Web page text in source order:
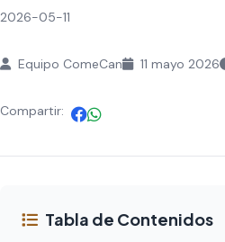
2026-05-11
Equipo ComeCan 11 mayo 2026
Compartir:
Tabla de Contenidos